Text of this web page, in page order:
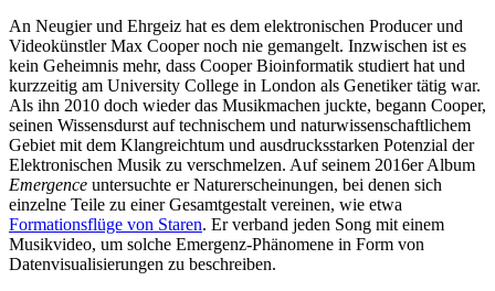
An Neugier und Ehrgeiz hat es dem elektronischen Producer und
Videokünstler Max Cooper noch nie gemangelt. Inzwischen ist es
kein Geheimnis mehr, dass Cooper Bioinformatik studiert hat und
kurzzeitig am University College in London als Genetiker tätig war.
Als ihn 2010 doch wieder das Musikmachen juckte, begann Cooper,
seinen Wissensdurst auf technischem und naturwissenschaftlichem
Gebiet mit dem Klangreichtum und ausdrucksstarken Potenzial der
Elektronischen Musik zu verschmelzen. Auf seinem 2016er Album
Emergence untersuchte er Naturerscheinungen, bei denen sich
einzelne Teile zu einer Gesamtgestalt vereinen, wie etwa
Formationsflüge von Staren. Er verband jeden Song mit einem
Musikvideo, um solche Emergenz-Phänomene in Form von
Datenvisualisierungen zu beschreiben.